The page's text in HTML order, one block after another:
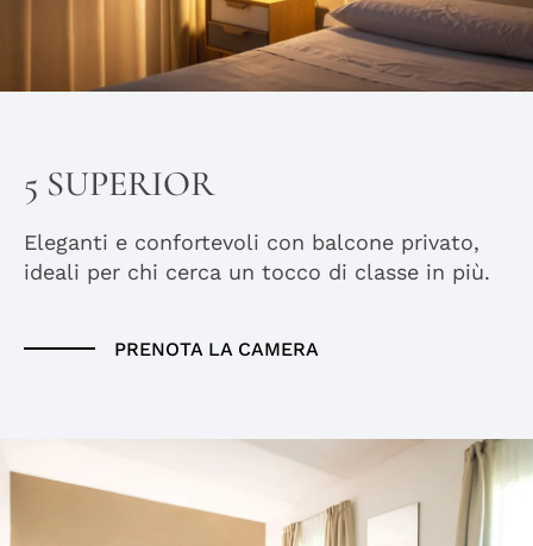
5 SUPERIOR
Eleganti e confortevoli con balcone privato,
ideali per chi cerca un tocco di classe in più.
PRENOTA LA CAMERA